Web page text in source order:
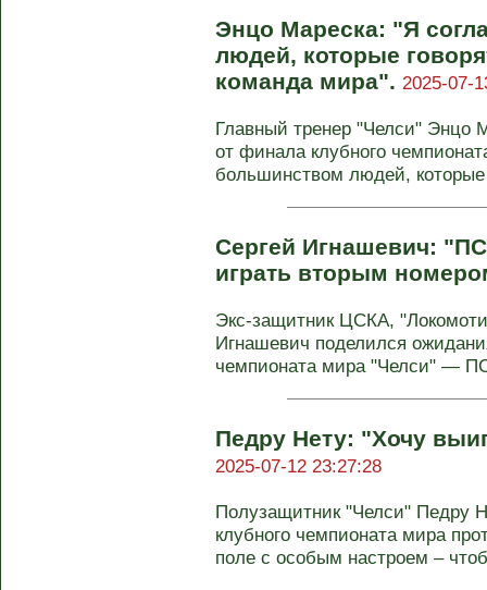
Энцо Мареска: "Я
людей, которые
команда мира". 2025-07-
Главный тренер "Челси" Энцо
от финала клубного
большинством людей,
Сергей Игнашевич:
играть вторым
Экс-защитник ЦСКА,
Игнашевич поделился
чемпионата мира "Челси" —
Педру Нету: "Хочу
2025-07-12 23:27:28
Полузащитник "Челси" Педру
клубного чемпионата мира
поле с особым настроем –